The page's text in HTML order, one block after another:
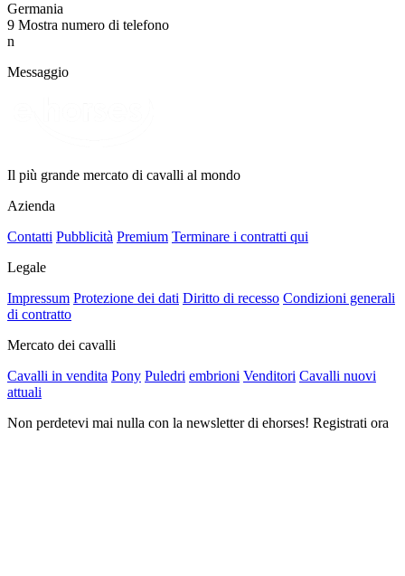
Germania
9 Mostra numero di telefono
n
Messaggio
Il più grande mercato di cavalli al mondo
Azienda
Contatti Pubblicità Premium Terminare i contratti qui
Legale
Impressum Protezione dei dati Diritto di recesso Condizioni generali
di contratto
Mercato dei cavalli
Cavalli in vendita Pony Puledri embrioni Venditori Cavalli nuovi
attuali
Non perdetevi mai nulla con la newsletter di ehorses! Registrati ora